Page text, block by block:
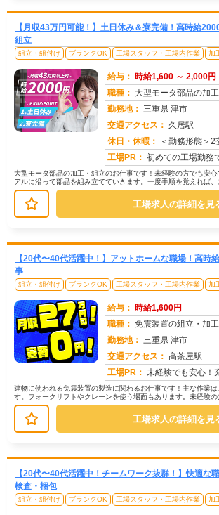
【月収43万円可能！】土日休み＆寮完備！高時給
組立
組立・組付け ブランクOK 工場スタッフ・工場内作業 加
給与： 時給1,600 ～ 2,000円
職種： 大型モータ部品の加
勤務地： 三重県 津市
交通アクセス： 久居駅
休日・休暇：
＜勤務形態＞2交替または夜勤専
工場PR： 初めての工場勤務でも安心！株式会社京栄センターで新しい一歩
大型モータ部品の加工・組立のお仕事です！未経験の方でも安
アルに沿って部品を組み立てていきます。一度手順を覚えれば、
れますよ。→機械を使った加工作業も...
工場求人の詳細を見
【20代〜40代活躍中！】アットホームな職場！高時
事
組立・組付け ブランクOK 工場スタッフ・工場内作業 加
給与： 時給1,600円
職種： 免震装置の組立・加
勤務地： 三重県 津市
交通アクセス： 高茶屋駅
工場PR： 未経験でも安心！充実のサポート体制で新しい一歩を踏み出せ
建物に使われる免震装置の製造に関わるお仕事です！主な作業
す。フォークリフトやクレーンを使う場面もあります。未経験の
大歓迎！資格や経験は一切不要です。す...
工場求人の詳細を見
【20代〜40代活躍中！チームワーク抜群！】快適な
検査・梱包
組立・組付け ブランクOK 工場スタッフ・工場内作業 加